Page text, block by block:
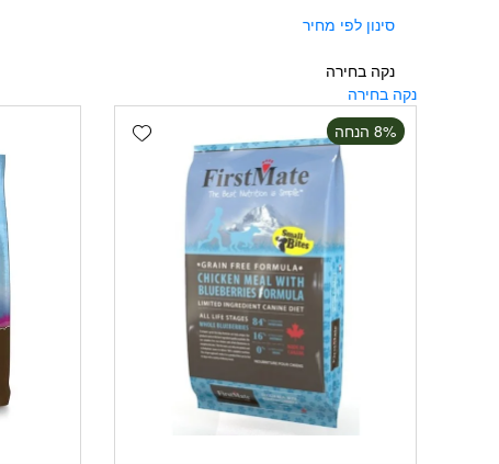
סינון לפי מחיר
נקה בחירה
נקה בחירה
Add wishlist ‫8% הנחה